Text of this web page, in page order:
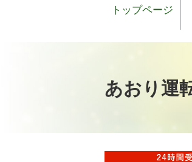
トップページ
あおり運